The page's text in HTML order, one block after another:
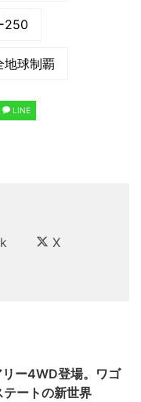
250
地球制覇
LINE
X
リー4WD登場。ワゴ
ートの新世界